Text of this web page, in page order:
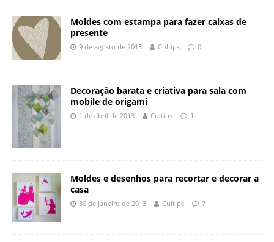
Moldes com estampa para fazer caixas de
presente
9 de agosto de 2013 Cultips 0
Decoração barata e criativa para sala com
mobile de origami
1 de abril de 2013 Cultips 1
Moldes e desenhos para recortar e decorar a
casa
30 de janeiro de 2013 Cultips 7